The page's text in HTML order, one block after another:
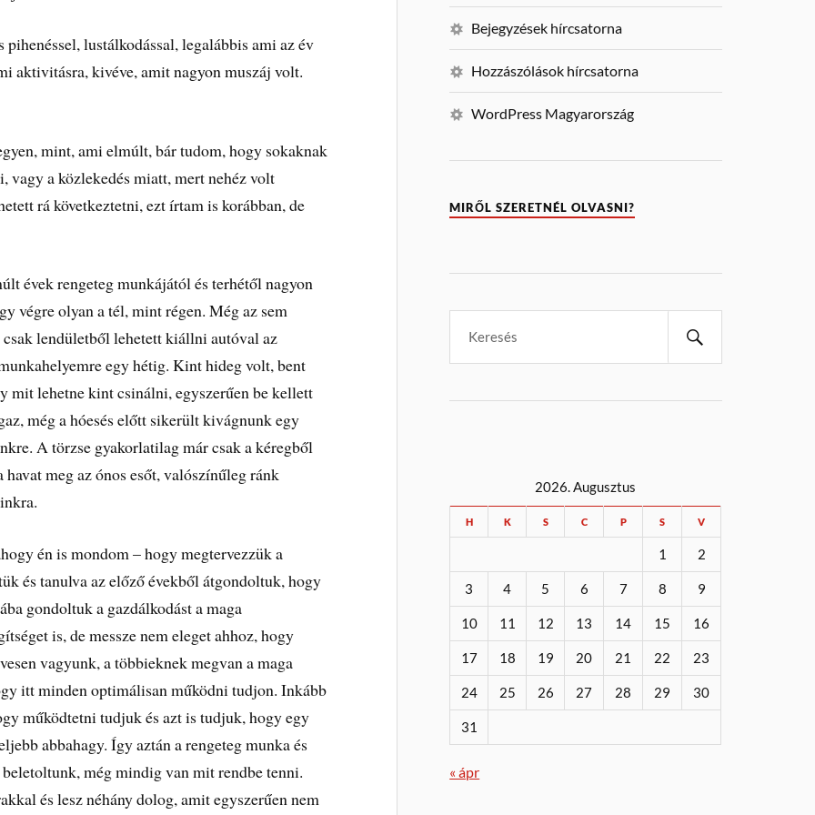
lustálkodással, legalábbis ami az év
aktivitásra, kivéve, amit nagyon muszáj volt.
mint, ami elmúlt, bár tudom, hogy sokaknak
a közlekedés miatt, mert nehéz volt
rá következtetni, ezt írtam is korábban, de
évek rengeteg munkájától és terhétől nagyon
végre olyan a tél, mint régen. Még az sem
lendületből lehetett kiállni autóval az
egy hétig. Kint hideg volt, bent
mit lehetne kint csinálni, egyszerűen be kellett
még a hóesés előtt sikerült kivágnunk egy
A törzse gyakorlatilag már csak a kéregből
meg az ónos esőt, valószínűleg ránk
én is mondom – hogy megtervezzük a
és tanulva az előző évekből átgondoltuk, hogy
gondoltuk a gazdálkodást a maga
is, de messze nem eleget ahhoz, hogy
vagyunk, a többieknek megvan a maga
itt minden optimálisan működni tudjon. Inkább
működtetni tudjuk és azt is tudjuk, hogy egy
abbahagy. Így aztán a rengeteg munka és
még mindig van mit rendbe tenni.
és lesz néhány dolog, amit egyszerűen nem
Bejegyzések hírcsatorna
Hozzászólások hírcsatorna
WordPress Magyarország
MIRŐL SZERETNÉL OLVASNI?
2026. Augusztus
H K S C P S V
1 2
3 4 5 6 7 8 9
10 11 12 13 14 15 16
17 18 19 20 21 22 23
24 25 26 27 28 29 30
31
« ápr